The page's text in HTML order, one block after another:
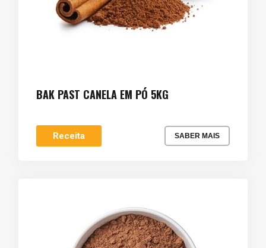
BAK PAST CANELA EM PÓ 5KG
Receita SABER MAIS